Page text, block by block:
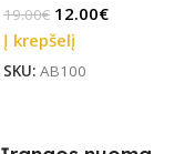
19.00€ 12.00€
Į krepšelį
SKU: AB100